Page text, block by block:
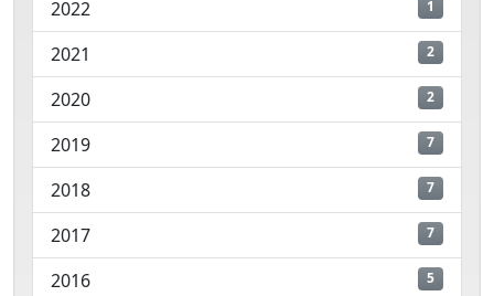
2022 1
2021 2
2020 2
2019 7
2018 7
2017 7
2016 5